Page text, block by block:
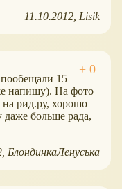
11.10.2012 Lisik
15
напишу). На фото
рид.ру, хорошо
даже больше рада,
БлондинкаЛенуська